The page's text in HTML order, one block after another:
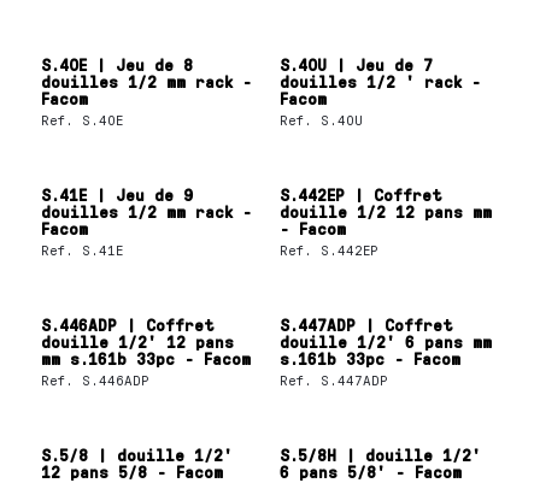
S.40E | Jeu de 8
douilles 1/2 mm rack -
Facom
Ref. S.40E
S.40U | Jeu de 7
douilles 1/2 ' rack -
Facom
Ref. S.40U
S.41E | Jeu de 9
douilles 1/2 mm rack -
Facom
Ref. S.41E
S.442EP | Coffret
douille 1/2 12 pans mm
- Facom
Ref. S.442EP
S.446ADP | Coffret
douille 1/2' 12 pans
mm s.161b 33pc - Facom
Ref. S.446ADP
S.447ADP | Coffret
douille 1/2' 6 pans mm
s.161b 33pc - Facom
Ref. S.447ADP
S.5/8 | douille 1/2'
12 pans 5/8 - Facom
S.5/8H | douille 1/2'
6 pans 5/8' - Facom